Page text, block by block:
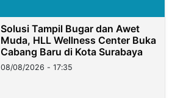
Solusi Tampil Bugar dan Awet
Muda, HLL Wellness Center Buka
Cabang Baru di Kota Surabaya
08/08/2026 - 17:35